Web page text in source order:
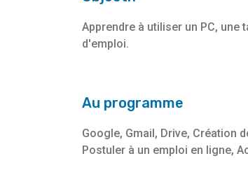
Apprendre à utiliser un PC,
d'emploi.
Au programme
Google, Gmail, Drive, Création
Postuler à un emploi en ligne,